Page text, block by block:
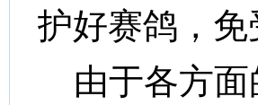
护好赛鸽，
由于各方